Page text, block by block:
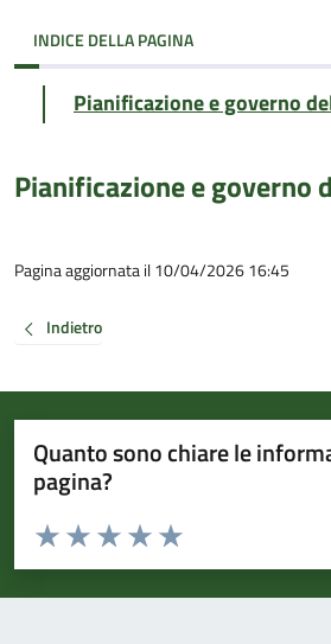
INDICE DELLA PAGINA
Pianificazione e governo
Pianificazione e governo
Pagina aggiornata il 10/04/2026 16:45
Indietro
Quanto sono chiare le
pagina?
Valuta da 1 a 5 stelle la pagina
Valuta 5 stelle su 5
Valuta 4 stelle su 5
Valuta 3 stelle su 5
Valuta 2 stelle su 5
Valuta 1 stelle su 5